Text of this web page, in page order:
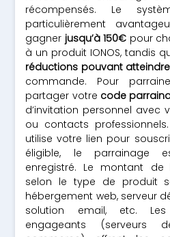
récompensés. Le
particulièrement
gagner jusqu’à 150€ pour
à un produit IONOS, tandis
réductions pouvant
commande. Pour
partager votre code
d’invitation personnel avec
ou contacts professionnels.
utilise votre lien pour
éligible, le parrainage
enregistré. Le montant
selon le type de produit
hébergement web, serveur
solution email, etc.
engageants (serveurs